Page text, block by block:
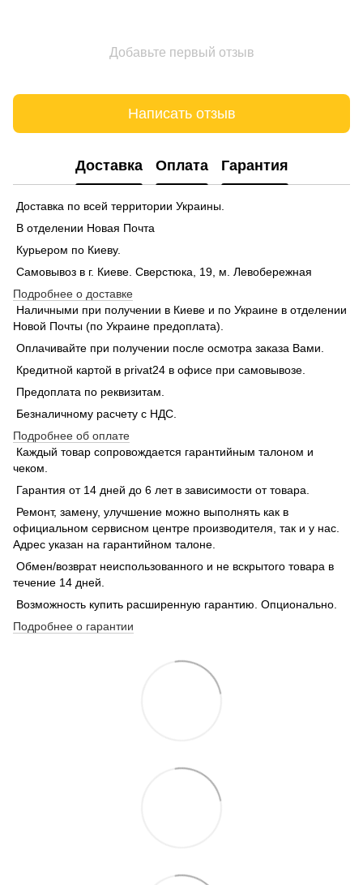
Добавьте первый отзыв
Написать отзыв
Доставка Оплата Гарантия
Доставка по всей территории Украины.
В отделении Новая Почта
Курьером по Киеву.
Самовывоз в г. Киеве. Сверстюка, 19, м. Левобережная
Подробнее о доставке
Наличными при получении в Киеве и по Украине в отделении
Новой Почты (по Украине предоплата).
Оплачивайте при получении после осмотра заказа Вами.
Кредитной картой в privat24 в офисе при самовывозе.
Предоплата по реквизитам.
Безналичному расчету с НДС.
Подробнее об оплате
Каждый товар сопровождается гарантийным талоном и
чеком.
Гарантия от 14 дней до 6 лет в зависимости от товара.
Ремонт, замену, улучшение можно выполнять как в
официальном сервисном центре производителя, так и у нас.
Адрес указан на гарантийном талоне.
Обмен/возврат неиспользованного и не вскрытого товара в
течение 14 дней.
Возможность купить расширенную гарантию. Опционально.
Подробнее о гарантии